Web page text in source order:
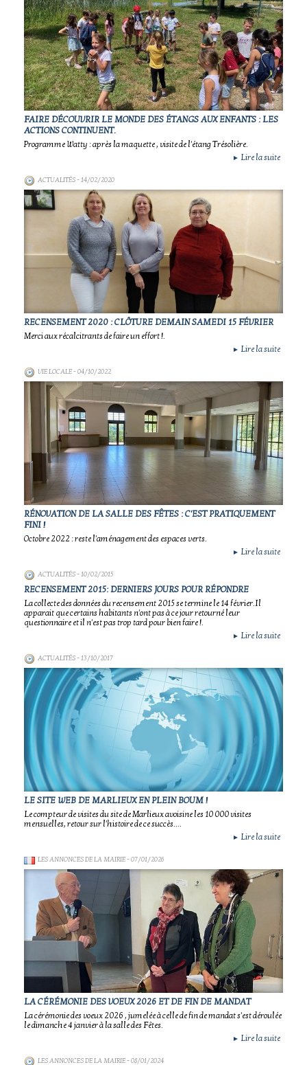
FAIRE DÉCOUVRIR LE MONDE DES ÉTANGS AUX ENFANTS : LES
ACTIONS CONTINUENT.
Programme Watty : après la maquette , visite de l'étang Trésolière.
► Lire la suite
ACTUALITÉS- 14/02/2020
RECENSEMENT 2020 : CLÔTURE DEMAIN SAMEDI 15 FÉVRIER
Merci aux récalcitrants de faire un effort !.
► Lire la suite
VIE LOCALE- 04/10/2022
RÉNOVATION DE LA SALLE DES FÊTES : C'EST PRATIQUEMENT
FINI !
Octobre 2022 : reste l'aménagement des espaces verts.
► Lire la suite
ACTUALITÉS- 10/02/2015
RECENSEMENT 2015: DERNIERS JOURS POUR RÉPONDRE
La collecte des données du recensement 2015 se termine le 14 février.Il
apparait que certains habitants n'ont pas à ce jour retourné leur
questionnaire et il n'est pas trop tard pour bien faire !.
► Lire la suite
ACTUALITÉS- 13/10/2017
LE SITE WEB DE MARLIEUX EN PLEIN BOUM !
Le compteur de visites du site de Marlieux avoisine les 10 000 visites
mensuelles, retour sur l'histoire de ce succès....
► Lire la suite
LES ANNONCES DE LA MAIRIE- 07/01/2026
LA CÉRÉMONIE DES VOEUX 2026 ET DE FIN DE MANDAT
La cérémonie des voeux 2026 , jumelée à celle de fin de mandat s'est déroulée
le dimanche 4 janvier à la salle des Fêtes.
► Lire la suite
LES ANNONCES DE LA MAIRIE- 08/01/2024